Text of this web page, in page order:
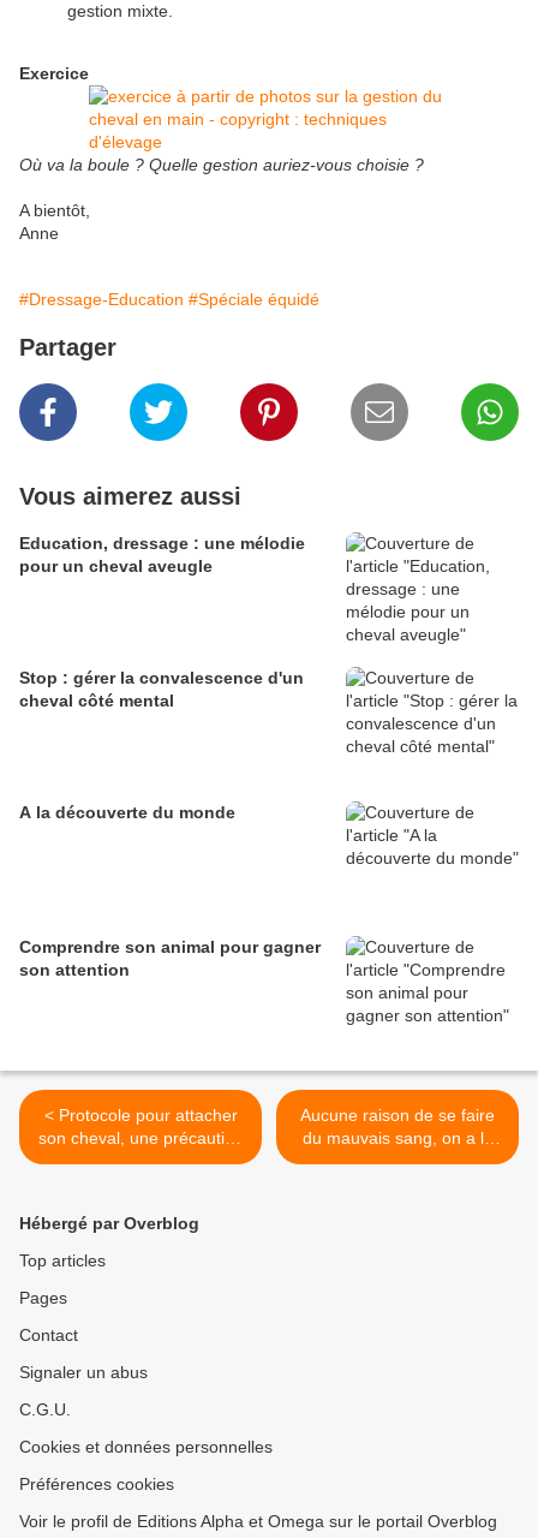
gestion mixte.
Exercice
Où va la boule ? Quelle gestion auriez-vous choisie ?
A bientôt,
Anne
#Dressage-Education #Spéciale équidé
Partager
Vous aimerez aussi
Education, dressage : une mélodie
pour un cheval aveugle
Stop : gérer la convalescence d'un
cheval côté mental
A la découverte du monde
Comprendre son animal pour gagner
son attention
< Protocole pour attacher
son cheval, une précaution
inutile ?
Aucune raison de se faire
du mauvais sang, on a la
coagulation ! >
Hébergé par Overblog
Top articles
Pages
Contact
Signaler un abus
C.G.U.
Cookies et données personnelles
Préférences cookies
Voir le profil de Editions Alpha et Omega sur le portail Overblog